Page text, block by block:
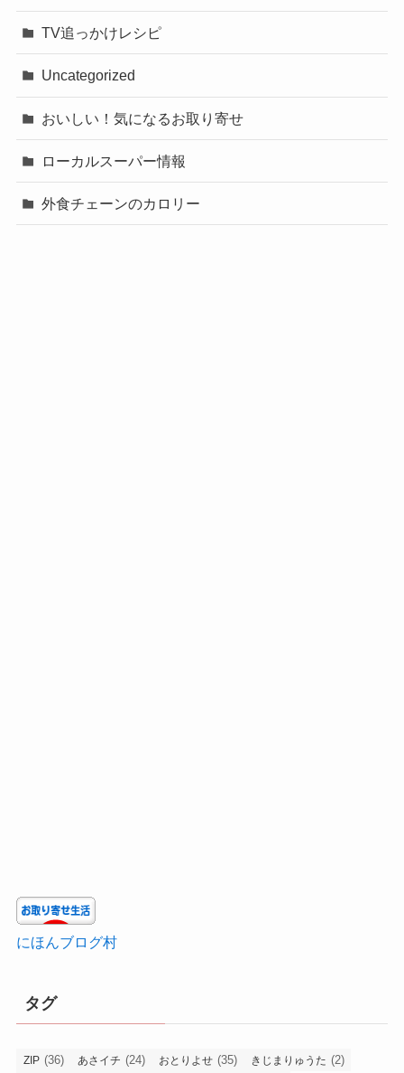
TV追っかけレシピ
Uncategorized
おいしい！気になるお取り寄せ
ローカルスーパー情報
外食チェーンのカロリー
にほんブログ村
タグ
ZIP (36) あさイチ (24) おとりよせ (35) きじまりゅうた (2)